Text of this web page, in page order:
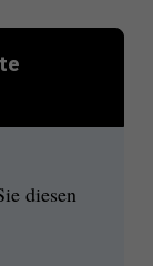
diesen